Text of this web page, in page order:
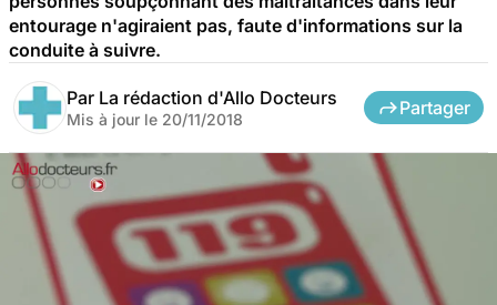
entourage n'agiraient pas, faute d'informations sur la
conduite à suivre.
Par La rédaction d'Allo Docteurs
Mis à jour le 20/11/2018
Partager